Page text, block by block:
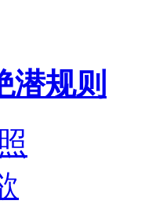
潜规则